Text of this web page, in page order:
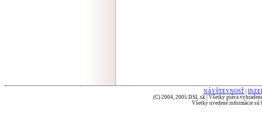
NÁVŠTEVNOSŤ
(C) 2004, 2005 DSL.sk | Všetky práva
Všetky uvedené informácie sú